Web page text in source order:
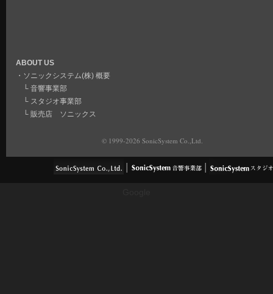
ABOUT US
・ ソニックシステム(株) 概要
└ 音響事業部
└ スタジオ事業部
└ 販売店 ソニックス
© 1999-2026 SonicSystem Co.,Ltd.